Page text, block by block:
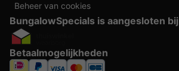
Beheer van cookies
BungalowSpecials is aangesloten bij
Betaalmogelijkheden